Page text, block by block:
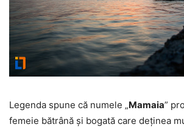
Legenda spune că numele „Mamaia”
femeie bătrână și bogată care deținea